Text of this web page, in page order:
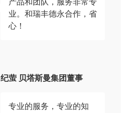
业。和瑞丰德永合作，省
心！
纪萤 贝塔斯曼集团董事
专业的服务，专业的知